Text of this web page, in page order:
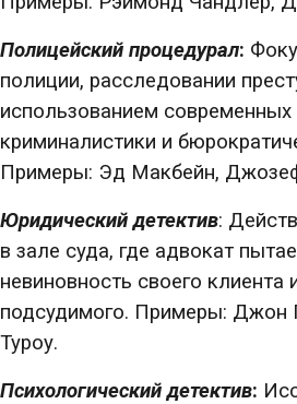
Полицейский процедурал:
полиции, расследовании
использованием
криминалистики и
Примеры: Эд Макбейн,
Юридический детектив:
в зале суда, где адвокат
невиновность своего клиента
подсудимого. Примеры: Джон
Туроу.
Психологический детектив: